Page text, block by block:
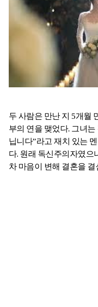
두 사람은 만난 지 5개월
부의 연을 맺었다. 그녀
닙니다”라고 재치 있는
다. 원래 독신주의자였으
차 마음이 변해 결혼을